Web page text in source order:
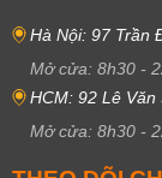
Hà Nội: 97 Trần
Mở cửa: 8h30 -
HCM: 92 Lê Văn
Mở cửa: 8h30 -